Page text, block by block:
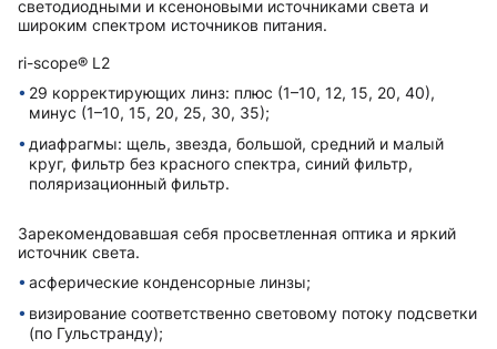
светодиодными и ксеноновыми источниками света и
широким спектром источников питания.
ri-scope® L2
29 корректирующих линз: плюс (1–10, 12, 15, 20, 40),
минус (1–10, 15, 20, 25, 30, 35);
диафрагмы: щель, звезда, большой, средний и малый
круг, фильтр без красного спектра, синий фильтр,
поляризационный фильтр.
Зарекомендовавшая себя просветленная оптика и яркий
источник света.
асферические конденсорные линзы;
визирование соответственно световому потоку подсветки
(по Гульстранду);